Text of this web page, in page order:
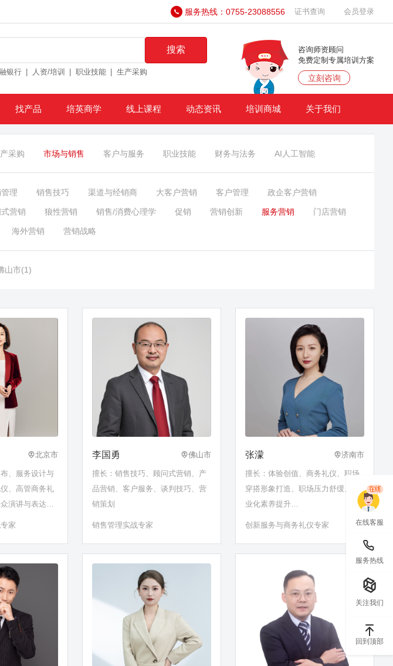
服务热线：0755-23088556 证书查询 会员登录
搜索
银行 人资/培训 职业技能 生产采购
咨询师资顾问
免费定制专属培训方案
立刻咨询
找产品 培英商学 线上课程 动态资讯 培训商城 关于我们
采购 市场与销售 客户与服务 职业技能 财务与法务 AI人工智能
理 销售技巧 渠道与经销商 大客户营销 客户管理 政企客户营销
营销 狼性营销 销售/消费心理学 促销 营销创新 服务营销 门店营销
海外营销 营销战略
山市(1)
北京市
、服务设计与
、高管商务礼
演讲与表达、
家
李国勇 佛山市
擅长：销售技巧、顾问式营销、产
品营销、客户服务、谈判技巧、营
销策划
销售管理实战专家
张濛 济南市
擅长：体验创值、商务礼仪、职场
穿搭形象打造、职场压力舒缓、职
业化素养提升…
创新服务与商务礼仪专家 在线客服
服务热线
关注我们
回到顶部